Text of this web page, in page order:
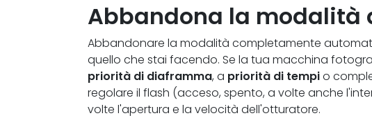
Abbandona la modalità
Abbandonare la modalità completamente
quello che stai facendo. Se la tua macchina
priorità di diaframma, a priorità di tempio
regolare il flash (acceso, spento, a volte anche
volte l'apertura e la velocità dell'otturatore.